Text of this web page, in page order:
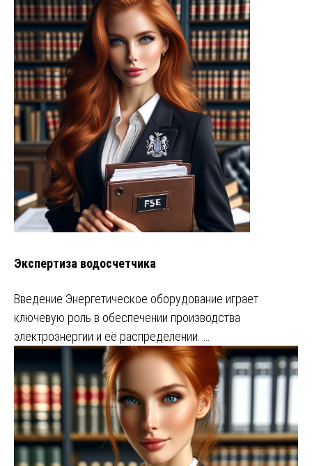
Экспертиза водосчетчика
Введение Энергетическое оборудование играет
ключевую роль в обеспечении производства
электроэнергии и её распределении. …